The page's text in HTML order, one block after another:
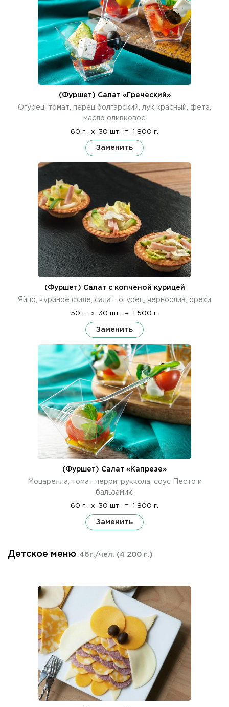
(Фуршет) Салат «Греческий»
Огурец, томат, перец болгарский, лук красный, фета,
масло оливковое
60 г. x 30 шт. = 1 800 г.
Заменить
(Фуршет) Салат с копченой курицей
Яйцо, куриное филе, салат, огурец, чернослив, орехи
50 г. x 30 шт. = 1 500 г.
Заменить
(Фуршет) Салат «Капрезе»
Моцарелла, томат черри, руккола, соус Песто и
бальзамик.
60 г. x 30 шт. = 1 800 г.
Заменить
Детское меню 46г./чел. (4 200 г.)